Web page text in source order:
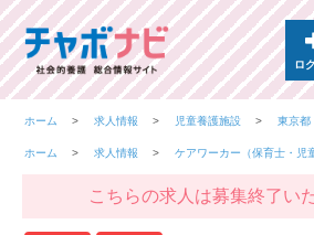
ロ
ホーム 求人情報 児童養護施設 東京都
ホーム 求人情報 ケアワーカー（保育士・児
こちらの求人は募集終了い